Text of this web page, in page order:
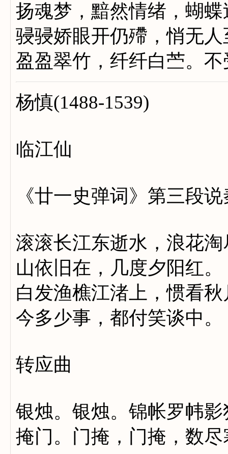
扬魂梦，黯然情绪，
骎骎娇眼开仍殢，悄无
盈盈翠竹，纤纤白苎。
杨慎(1488-1539)
临江仙
《廿一史弹词》第三段
滚滚长江东逝水，浪花
山依旧在，几度夕阳红。
白发渔樵江渚上，惯看
今多少事，都付笑谈中。
转应曲
银烛。银烛。锦帐罗帏
掩门。门掩，门掩，数